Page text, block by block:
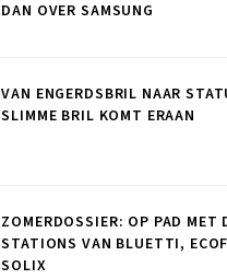
DAN OVER SAMSUNG
VAN ENGERDSBRIL NAAR
SLIMME BRIL KOMT ERAAN
ZOMERDOSSIER: OP PAD MET
STATIONS VAN BLUETTI,
SOLIX